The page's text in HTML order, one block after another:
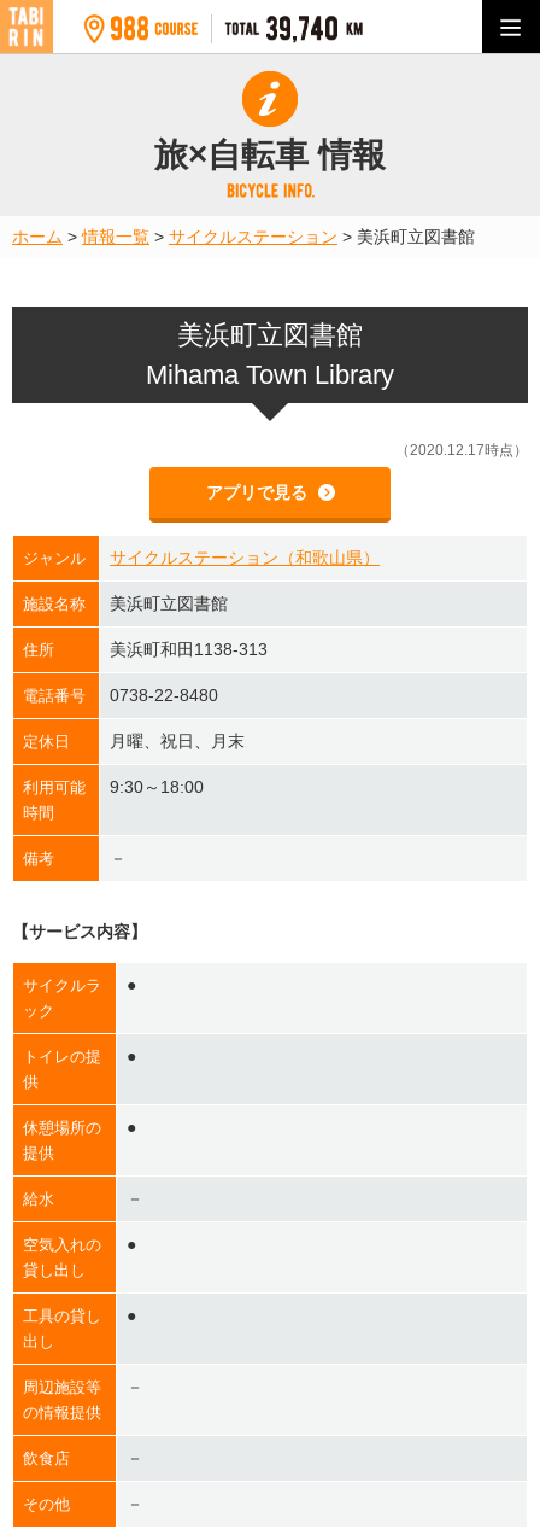
旅×自転車 情報
ホーム >情報一覧 > サイクルステーション > 美浜町立図書館
美浜町立図書館
Mihama Town Library
（2020.12.17時点）
アプリで見る
ジャンル サイクルステーション（和歌山県）
施設名称 美浜町立図書館
住所 美浜町和田1138-313
電話番号 0738-22-8480
定休日 月曜、祝日、月末
利用可能
時間
9:30～18:00
備考 －
【サービス内容】
サイクルラ
ック
●
トイレの提
供
●
休憩場所の
提供
●
給水 －
空気入れの
貸し出し
●
工具の貸し
出し
●
周辺施設等
の情報提供
－
飲食店 －
その他 －